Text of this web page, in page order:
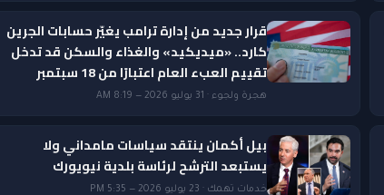
قرار جديد من إدارة ترامب يغيّر حسابات الجرين
كارد.. «ميديكيد» والغذاء والسكن قد تدخل
تقييم العبء العام اعتبارًا من 18 سبتمبر
هجرة ولجوء · 31 يوليو 2026 — 8:19 AM
بيل أكمان ينتقد سياسات مامداني ولا
يستبعد الترشح لرئاسة بلدية نيويورك
خدمات تهمك · 23 يوليو 2026 — 5:35 PM